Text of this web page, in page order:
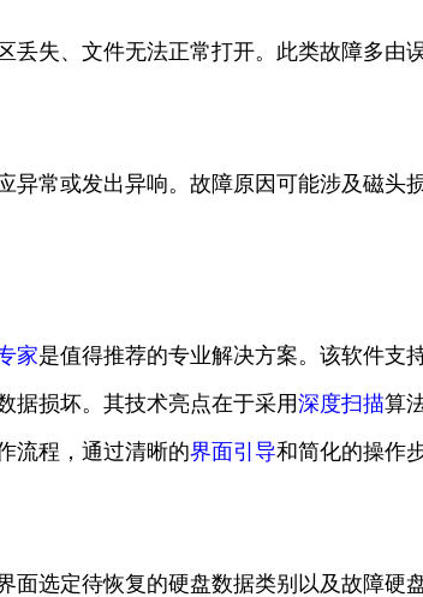
失、文件无法正常打开。此类故障多由
异常或发出异响。故障原因可能涉及磁头
家是值得推荐的专业解决方案。该软件支
据损坏。其技术亮点在于采用深度扫描算
流程，通过清晰的界面引导和简化的操作
选定待恢复的硬盘数据类别以及故障硬